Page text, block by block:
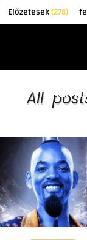
Előzetesek(278)
All